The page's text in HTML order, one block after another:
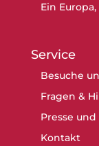
Ein
Service
Besuche
Fragen &
Presse
Kontakt